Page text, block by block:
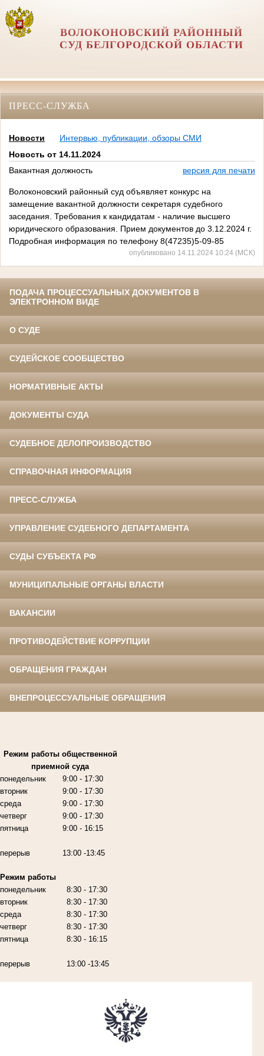
ВОЛОКОНОВСКИЙ РАЙОННЫЙ
СУД БЕЛГОРОДСКОЙ ОБЛАСТИ
ПРЕСС-СЛУЖБА
Новости
Интервью, публикации, обзоры СМИ
Новость от 14.11.2024
Вакантная должность
версия для печати
Волоконовский районный суд объявляет конкурс на
замещение вакантной должности секретаря судебного
заседания. Требования к кандидатам - наличие высшего
юридического образования. Прием документов до 3.12.2024 г.
Подробная информация по телефону 8(47235)5-09-85
опубликовано 14.11.2024 10:24 (МСК)
ПОДАЧА ПРОЦЕССУАЛЬНЫХ ДОКУМЕНТОВ В
ЭЛЕКТРОННОМ ВИДЕ
О СУДЕ
СУДЕЙСКОЕ СООБЩЕСТВО
НОРМАТИВНЫЕ АКТЫ
ДОКУМЕНТЫ СУДА
СУДЕБНОЕ ДЕЛОПРОИЗВОДСТВО
СПРАВОЧНАЯ ИНФОРМАЦИЯ
ПРЕСС-СЛУЖБА
УПРАВЛЕНИЕ СУДЕБНОГО ДЕПАРТАМЕНТА
СУДЫ СУБЪЕКТА РФ
МУНИЦИПАЛЬНЫЕ ОРГАНЫ ВЛАСТИ
ВАКАНСИИ
ПРОТИВОДЕЙСТВИЕ КОРРУПЦИИ
ОБРАЩЕНИЯ ГРАЖДАН
ВНЕПРОЦЕССУАЛЬНЫЕ ОБРАЩЕНИЯ
Режим работыобщественной
приемной суда
понедельник
вторник
среда
четверг
пятница
9:00 - 17:30
9:00 - 17:30
9:00 - 17:30
9:00 - 17:30
9:00 - 16:15
перерыв 13:00 -13:45
Режим работы
понедельник
вторник
среда
четверг
пятница
перерыв
8:30 - 17:30
8:30 - 17:30
8:30 - 17:30
8:30 - 17:30
8:30 - 16:15
13:00 -13:45